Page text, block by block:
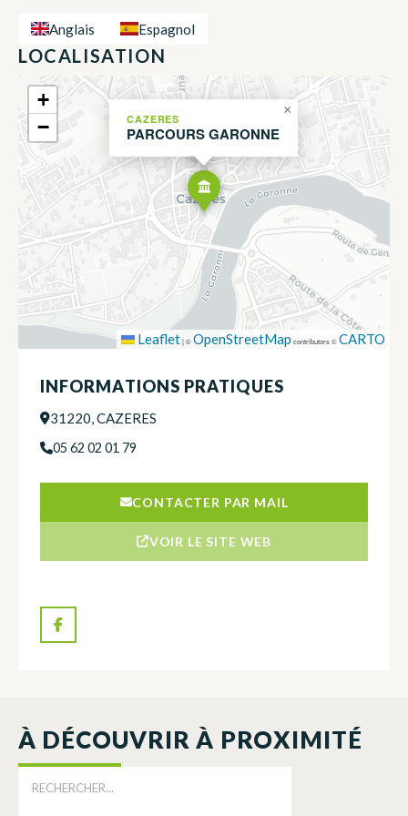
Anglais Espagnol
LOCALISATION
CAZERES
PARCOURS GARONNE
×
+
−
Leaflet|©OpenStreetMap contributors ©CARTO
INFORMATIONS PRATIQUES
31220, CAZERES
05 62 02 01 79
CONTACTER PAR MAIL
VOIR LE SITE WEB
À DÉCOUVRIR À PROXIMITÉ